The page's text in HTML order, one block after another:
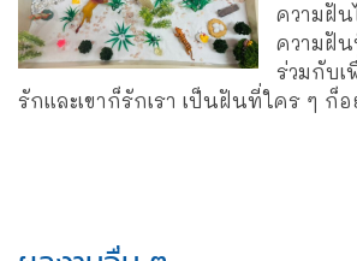
ความฝั
ความฝัน
ร่วมกับเ
รักและเขาก็รักเรา เป็นฝันที่ใคร ๆ ก็อ